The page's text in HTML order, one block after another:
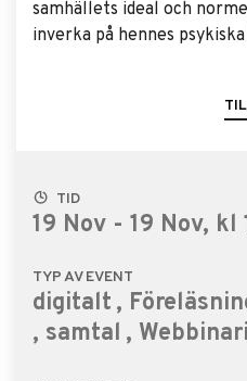
TID
19 Nov - 19 Nov,
TYP AV EVENT
digitalt ,
, samtal ,
samhällets ideal och
inverka på hennes